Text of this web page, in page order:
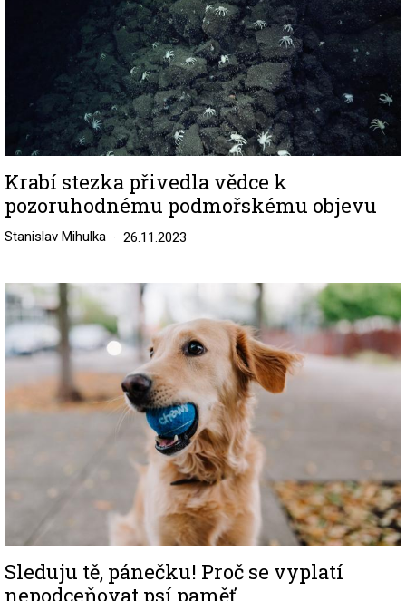
Krabí stezka přivedla vědce k
pozoruhodnému podmořskému objevu
Stanislav Mihulka 26.11.2023
Image
Sleduju tě, pánečku! Proč se vyplatí
nepodceňovat psí paměť